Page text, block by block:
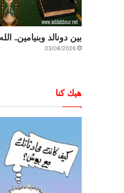
بين دونالد وبنيامين..
03/08/2026
هيك كنا